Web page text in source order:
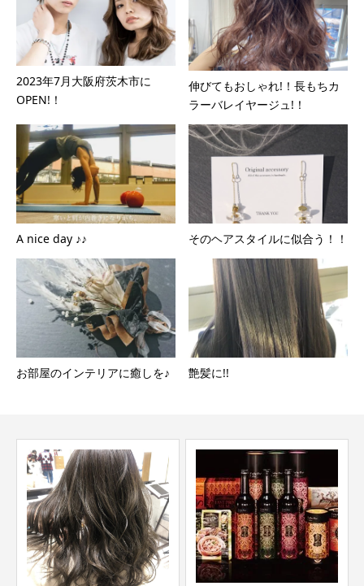
2023年7月大阪府茨木市に
OPEN!！
伸びてもおしゃれ!！長もちカ
ラーバレイヤージュ!！
A nice day ♪♪ そのヘアスタイルに似合う！！
お部屋のインテリアに癒しを♪ 艶髪に!!